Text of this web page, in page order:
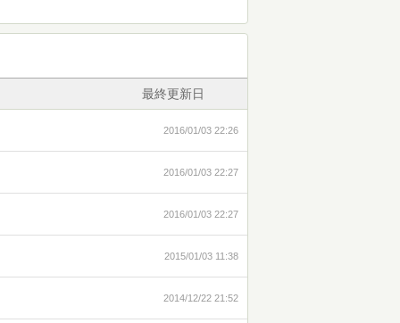
最終更新日
2016/01/03 22:26
2016/01/03 22:27
2016/01/03 22:27
2015/01/03 11:38
2014/12/22 21:52